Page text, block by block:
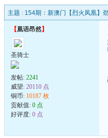
主题 : 154期：新澳门【烈火凤凰】
【凰语昂然】
圣骑士
发帖: 2241
威望: 20110 点
铜币: 10187 枚
贡献值: 0 点
好评度: 0 点